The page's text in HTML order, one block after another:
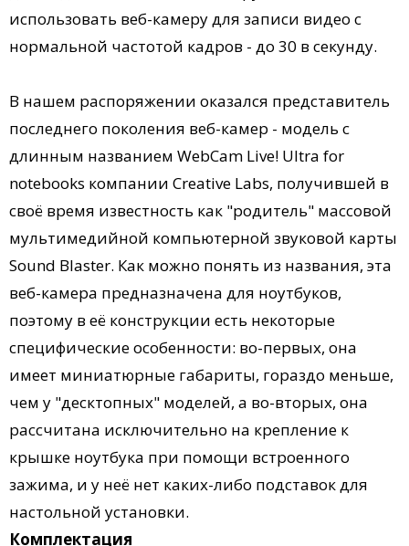
использовать веб-камеру для записи видео с
нормальной частотой кадров - до 30 в секунду.
В нашем распоряжении оказался представитель
последнего поколения веб-камер - модель с
длинным названием WebCam Live! Ultra for
notebooks компании Creative Labs, получившей в
своё время известность как "родитель" массовой
мультимедийной компьютерной звуковой карты
Sound Blaster. Как можно понять из названия, эта
веб-камера предназначена для ноутбуков,
поэтому в её конструкции есть некоторые
специфические особенности: во-первых, она
имеет миниатюрные габариты, гораздо меньше,
чем у "десктопных" моделей, а во-вторых, она
рассчитана исключительно на крепление к
крышке ноутбука при помощи встроенного
зажима, и у неё нет каких-либо подставок для
настольной установки.
Комплектация